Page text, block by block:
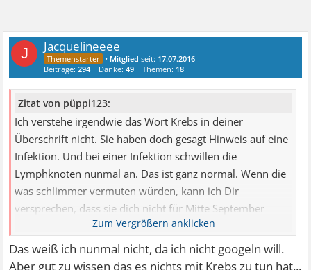
J Jacquelineeee
• Mitglied seit: 17.07.2016
Beiträge:294 Danke:49 Themen: 18
Zitat von püppi123:
Ich verstehe irgendwie das Wort Krebs in deiner
Überschrift nicht. Sie haben doch gesagt Hinweis auf eine
Infektion. Und bei einer Infektion schwillen die
Lymphknoten nunmal an. Das ist ganz normal. Wenn die
was schlimmer vermuten würden, kann ich Dir
versprechen, dass sie dich nicht für Mitte September
einbestellt hätten, sondern für morgen.
Das weiß ich nunmal nicht, da ich nicht googeln will.
Aber gut zu wissen das es nichts mit Krebs zu tun hat...